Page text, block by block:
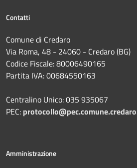
Contatti
Comune di Credaro
Via Roma, 48 - 24060 - Credaro (BG)
Codice Fiscale: 80006490165
Partita IVA: 00684550163
Centralino Unico: 035 935067
PEC:
Amministrazione